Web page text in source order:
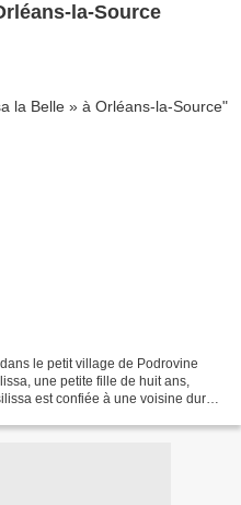
la-Source
le petit village de Podrovine
une petite fille de huit ans,
est confiée à une voisine dure